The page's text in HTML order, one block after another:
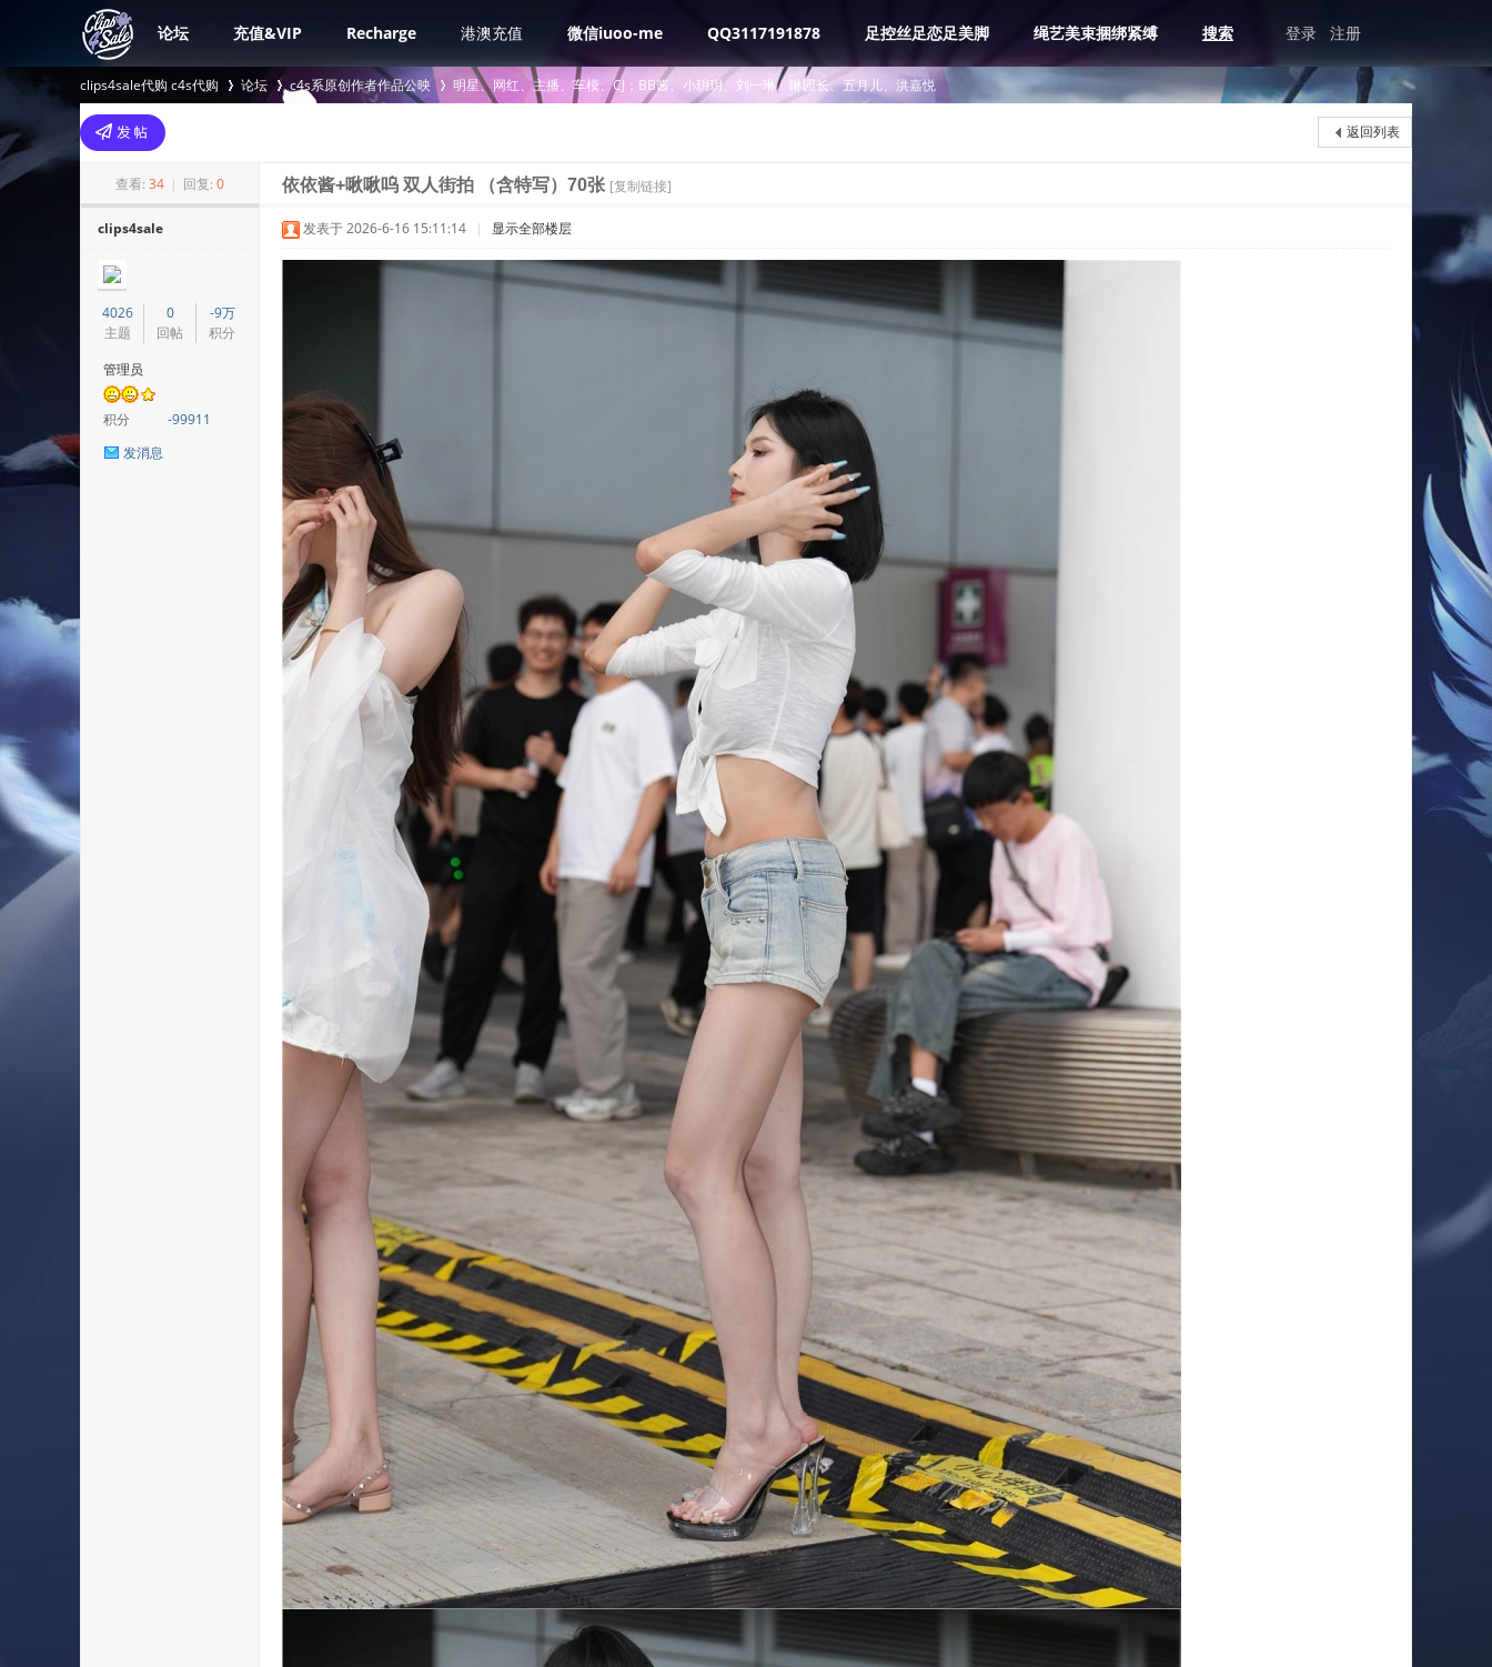
论坛 充值&VIP Recharge 港澳充值 微信iuoo-me QQ3117191878 足控丝足恋足美脚 绳艺美束捆绑紧缚 搜索 登录 注册
clips4sale代购 c4s代购
>
论坛 c4s系原创作者作品公映
›
明星、网红、主播、车模、CJ；BB酱、小玥玥、刘一琳、琳园长、五月儿、洪嘉悦
返回列表
查看: 34 | 回复: 0 依依酱+啾啾呜 双人街拍 （含特写）70张 [复制链接]
clips4sale
4026
主题
0
回帖
-9万
积分
管理员
积分
-99911
发消息
发表于 2026-6-16 15:11:14 | 显示全部楼层